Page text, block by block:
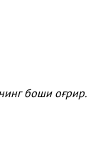
боши оғрир.